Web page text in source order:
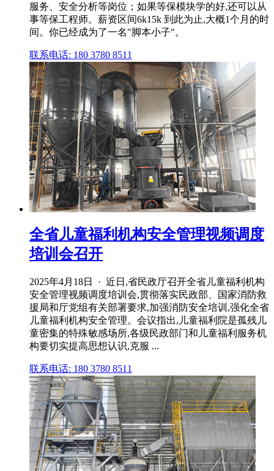
服务、安全分析等岗位；如果等保模块学的好,还可以从
事等保工程师。薪资区间6k15k 到此为止,大概1个月的时
间。你已经成为了一名"脚本小子"。
联系电话: 180 3780 8511
全省儿童福利机构安全管理视频调度
培训会召开
2025年4月18日 · 近日,省民政厅召开全省儿童福利机构
安全管理视频调度培训会,贯彻落实民政部、国家消防救
援局和厅党组有关部署要求,加强消防安全培训,强化全省
儿童福利机构安全管理。会议指出,儿童福利院是孤残儿
童密集的特殊敏感场所,各级民政部门和儿童福利服务机
构要切实提高思想认识,克服 ...
联系电话: 180 3780 8511